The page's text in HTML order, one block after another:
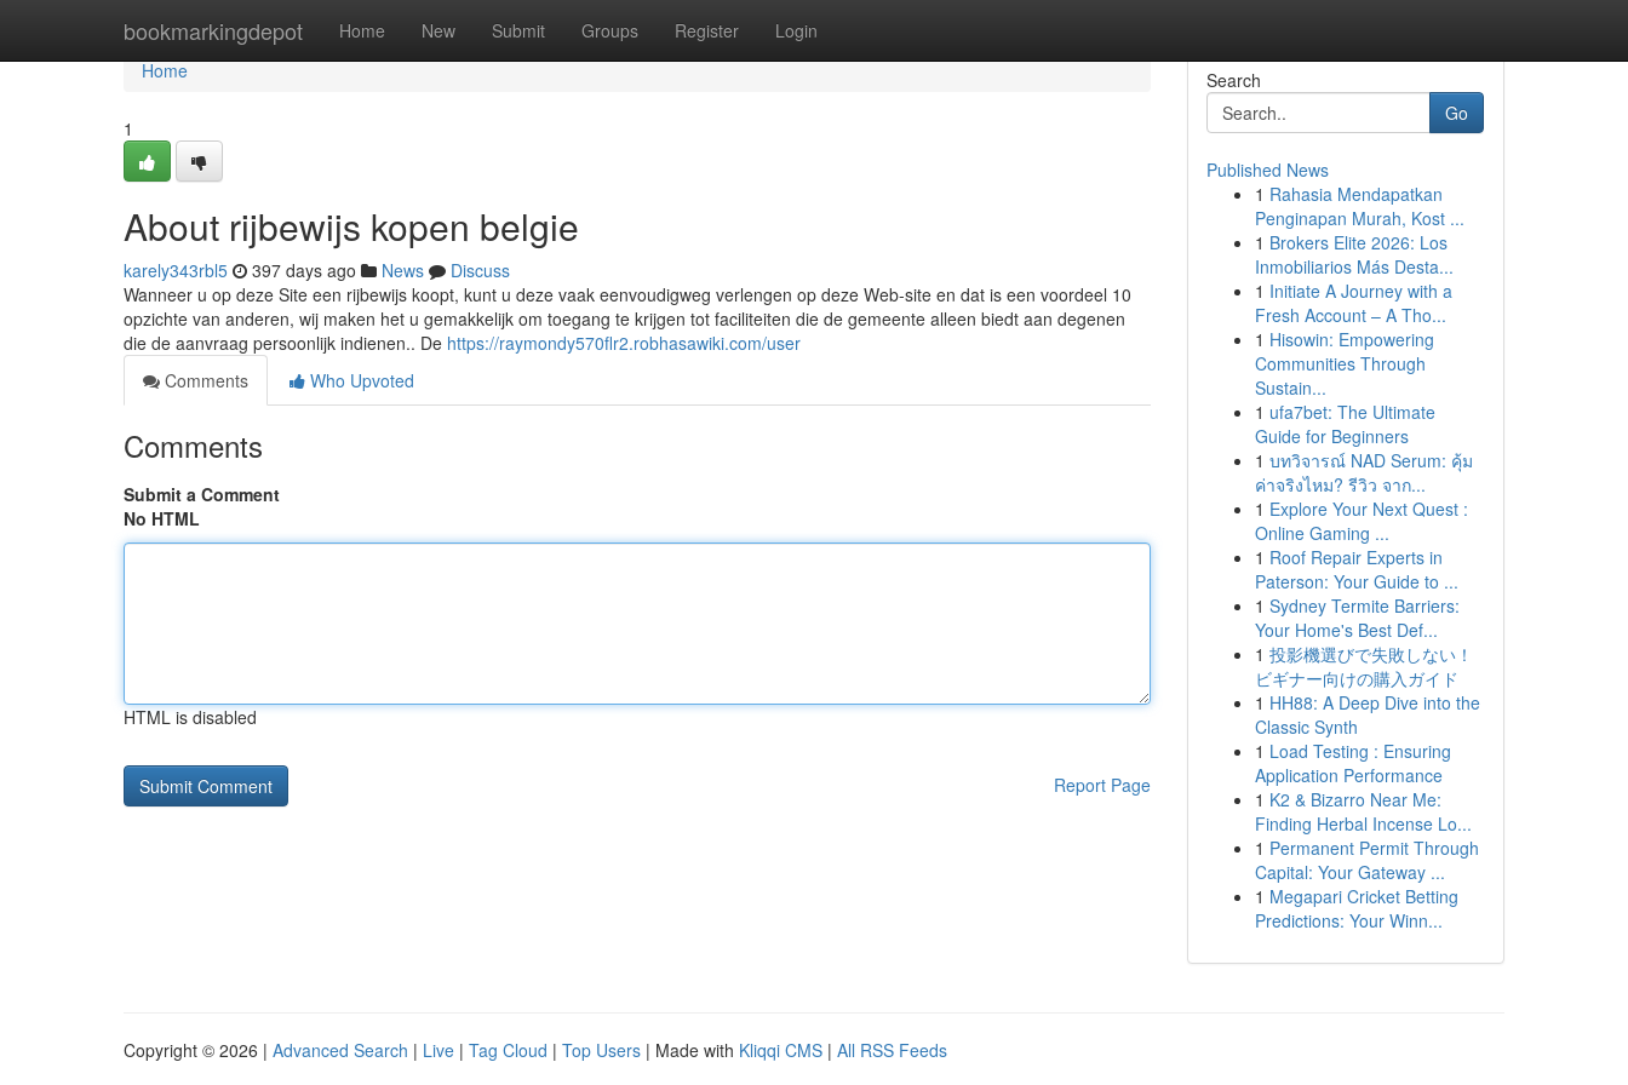
bookmarkingdepot Home New Submit Groups Register Login
Home
Home
1
About rijbewijs kopen belgie
karely343rbl5 397 days ago News
Discuss
Wanneer u op deze Site een rijbewijs koopt, kunt u deze vaak eenvoudigweg verlengen op deze Web-site en dat is een voordeel 10
opzichte van anderen, wij maken het u gemakkelijk om toegang te krijgen tot faciliteiten die de gemeente alleen biedt aan degenen
die de aanvraag persoonlijk indienen.. De https://raymondy570flr2.robhasawiki.com/user
Comments
Who Upvoted
Comments
Submit a Comment
No HTML
HTML is disabled
Report Page
Search
Go
Published News
1 Rahasia Mendapatkan
Penginapan Murah, Kost ...
1 Brokers Elite 2026: Los
Inmobiliarios Más Desta...
1 Initiate A Journey with a
Fresh Account – A Tho...
1 Hisowin: Empowering
Communities Through
Sustain...
1 ufa7bet: The Ultimate
Guide for Beginners
1 บทวิจารณ์ NAD Serum: คุ้ม
ค่าจริงไหม? รีวิว จาก...
1 Explore Your Next Quest :
Online Gaming ...
1 Roof Repair Experts in
Paterson: Your Guide to ...
1 Sydney Termite Barriers:
Your Home's Best Def...
1 投影機選びで失敗しない！
ビギナー向けの購入ガイド
1 HH88: A Deep Dive into the
Classic Synth
1 Load Testing : Ensuring
Application Performance
1 K2 & Bizarro Near Me:
Finding Herbal Incense Lo...
1 Permanent Permit Through
Capital: Your Gateway ...
1 Megapari Cricket Betting
Predictions: Your Winn...
Copyright © 2026 | Advanced Search | Live | Tag Cloud | Top Users | Made with Kliqqi CMS | All RSS Feeds